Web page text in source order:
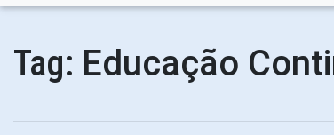
Tag: Educação